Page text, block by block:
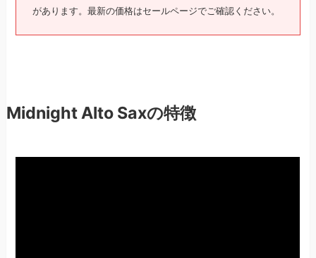
があります。最新の価格はセールページでご確認ください。
Midnight Alto Saxの特徴